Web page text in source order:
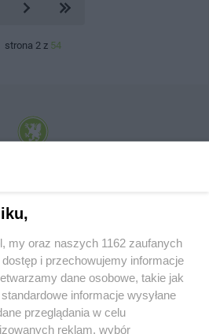
strona 2 z 54
z o.o. Internetowy Serwis Informacyjny Miasta
my oraz naszych 1162 zaufanych
i przechowujemy informacje
dane osobowe, takie jak
informacje wysyłane
przeglądania w celu
reklam, wybór